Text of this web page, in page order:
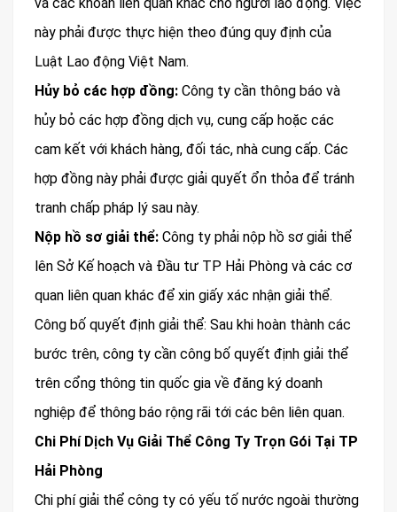
và các khoản liên quan khác cho người lao động. Việc
này phải được thực hiện theo đúng quy định của
Luật Lao động Việt Nam.
Hủy bỏ các hợp đồng: Công ty cần thông báo và
hủy bỏ các hợp đồng dịch vụ, cung cấp hoặc các
cam kết với khách hàng, đối tác, nhà cung cấp. Các
hợp đồng này phải được giải quyết ổn thỏa để tránh
tranh chấp pháp lý sau này.
Nộp hồ sơ giải thể: Công ty phải nộp hồ sơ giải thể
lên Sở Kế hoạch và Đầu tư TP Hải Phòng và các cơ
quan liên quan khác để xin giấy xác nhận giải thể.
Công bố quyết định giải thể: Sau khi hoàn thành các
bước trên, công ty cần công bố quyết định giải thể
trên cổng thông tin quốc gia về đăng ký doanh
nghiệp để thông báo rộng rãi tới các bên liên quan.
Chi Phí Dịch Vụ Giải Thể Công Ty Trọn Gói Tại TP
Hải Phòng
Chi phí giải thể công ty có yếu tố nước ngoài thường